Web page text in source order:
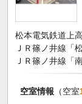
松本電気鉄道上
ＪＲ篠ノ井線「
ＪＲ篠ノ井線「
空室情報 （空室